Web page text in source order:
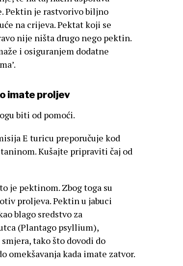
Pektin je rastvorivo biljno
na crijeva. Pektat koji se
nije ništa drugo nego pektin.
i osiguranjem dodatne
imate proljev
biti od pomoći.
E turicu preporučuje kod
Kušajte pripraviti čaj od
je pektinom. Zbog toga su
proljeva. Pektin u jabuci
blago sredstvo za
(Plantago psyllium),
tako što dovodi do
omekšavanja kada imate zatvor.